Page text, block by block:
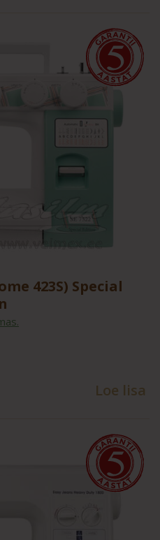
423S) Special
Loe lisa